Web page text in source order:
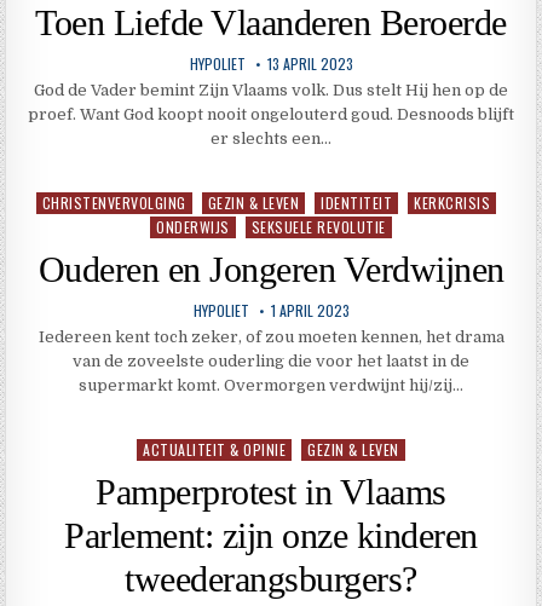
Toen Liefde Vlaanderen Beroerde
HYPOLIET 13 APRIL 2023
God de Vader bemint Zijn Vlaams volk. Dus stelt Hij hen op de
proef. Want God koopt nooit ongelouterd goud. Desnoods blijft
er slechts een…
Geplaatst
CHRISTENVERVOLGING GEZIN & LEVEN IDENTITEIT
KERKCRISIS
ONDERWIJS
SEKSUELE REVOLUTIE
Ouderen en Jongeren Verdwijnen
HYPOLIET 1 APRIL 2023
Iedereen kent toch zeker, of zou moeten kennen, het drama
van de zoveelste ouderling die voor het laatst in de
supermarkt komt. Overmorgen verdwijnt hij/zij…
Geplaatst
ACTUALITEIT & OPINIE GEZIN & LEVEN
Pamperprotest in Vlaams
Parlement: zijn onze kinderen
tweederangsburgers?